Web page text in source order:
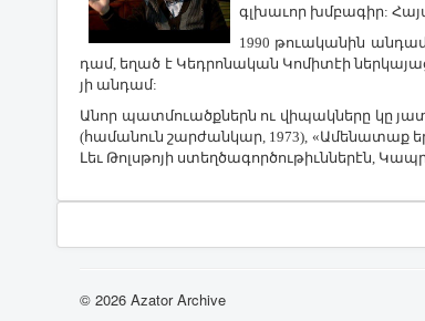
գլխա­ւոր խմբա­գիր: ­Հա­յ
1990 թո­ւա­կա­նին
դամ, ե­ղած է ­Կեդ­րո­նա­կան Կո­մի­տէի
յի ան­դամ:
Ա­նոր պատ­մո­ւածք­ներն ու վի­պակ­նե­րը կը
(հա­մա­նուն շար­ժան­կար, 1973), «Ա­մե­նա­տաք
Լեւ ­Թոլս­թո­յի ստեղ­ծա­գոր­ծու­թիւն­նե­րէն,
© 2026 Azator Archive